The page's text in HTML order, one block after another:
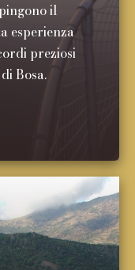
il
esperienza
preziosi
Bosa.